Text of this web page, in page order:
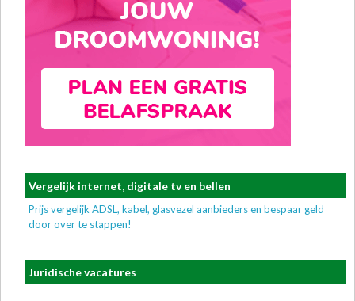
Vergelijk internet, digitale tv en bellen
Prijs vergelijk ADSL, kabel, glasvezel aanbieders en bespaar geld
door over te stappen!
Juridische vacatures